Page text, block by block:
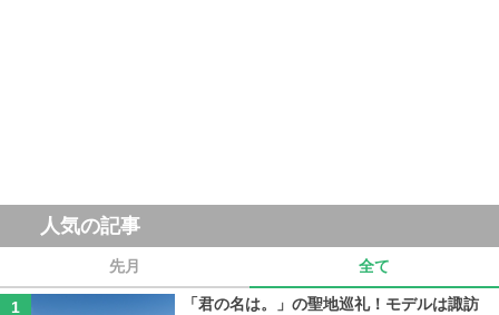
人気の記事
先月 全て
「君の名は。」の聖地巡礼！モデルは諏訪